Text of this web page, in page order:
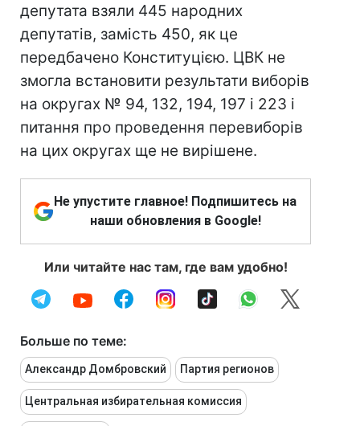
депутата взяли 445 народних
депутатів, замість 450, як це
передбачено Конституцією. ЦВК не
змогла встановити результати виборів
на округах № 94, 132, 194, 197 і 223 і
питання про проведення перевиборів
на цих округах ще не вирішене.
Не упустите главное! Подпишитесь на
наши обновления в Google!
Или читайте нас там, где вам удобно!
Больше по теме:
Александр Домбровский Партия регионов
Центральная избирательная комиссия